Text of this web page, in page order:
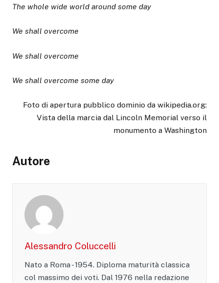
The whole wide world around some day
We shall overcome
We shall overcome
We shall overcome some day
Foto di apertura pubblico dominio da wikipedia.org:
Vista della marcia dal Lincoln Memorial verso il
monumento a Washington
Autore
Alessandro Coluccelli
Nato a Roma - 1954. Diploma maturità classica
col massimo dei voti. Dal 1976 nella redazione